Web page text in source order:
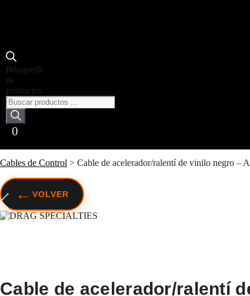
Cables de Control > Cable de acelerador/ralentí de vinilo negro
Búsqueda
de
productos
0
← VOLVER
Cable de acelerador/ralentí